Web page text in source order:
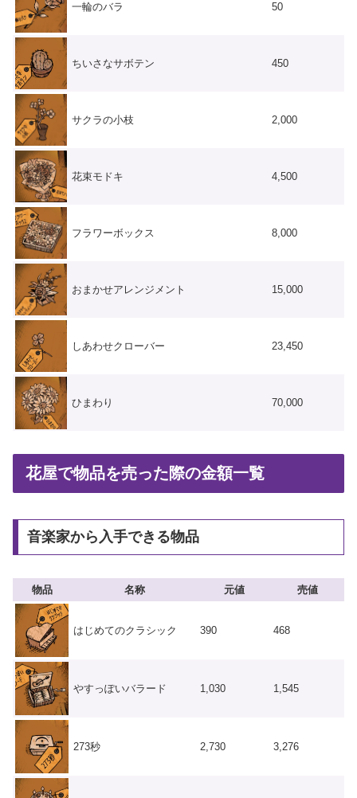
一輪のバラ 50
ちいさなサボテン 450
サクラの小枝 2,000
花束モドキ 4,500
フラワーボックス 8,000
おまかせアレンジメント 15,000
しあわせクローバー 23,450
ひまわり 70,000
花屋で物品を売った際の金額一覧
音楽家から入手できる物品
物品 名称 元値 売値
はじめてのクラシック 390 468
やすっぽいバラード 1,030 1,545
273秒 2,730 3,276